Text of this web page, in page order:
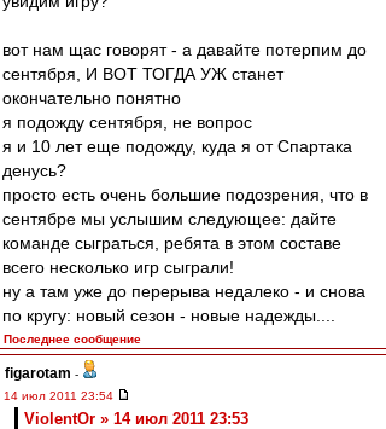
вот нам щас говорят - а давайте потерпим до
сентября, И ВОТ ТОГДА УЖ станет
окончательно понятно
я подожду сентября, не вопрос
я и 10 лет еще подожду, куда я от Спартака
денусь?
просто есть очень большие подозрения, что в
сентябре мы услышим следующее: дайте
команде сыграться, ребята в этом составе
всего несколько игр сыграли!
ну а там уже до перерыва недалеко - и снова
по кругу: новый сезон - новые надежды....
Последнее сообщение
figarotam -
14 июл 2011 23:54
ViolentOr » 14 июл 2011 23:53